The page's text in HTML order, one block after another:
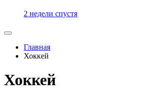
2 недели спустя
Главная
Хоккей
Хоккей